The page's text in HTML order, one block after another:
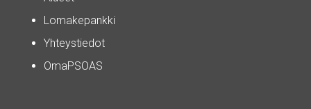
Lomakepankki
Yhteystiedot
OmaPSOAS